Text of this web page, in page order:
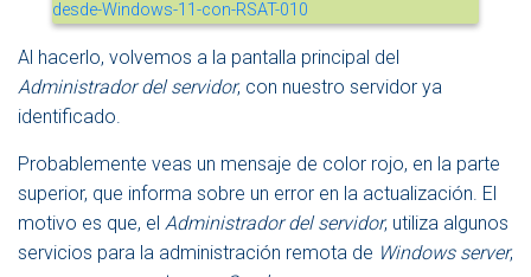
Al hacerlo, volvemos a la pantalla principal del
Administrador del servidor, con nuestro servidor ya
identificado.
Probablemente veas un mensaje de color rojo, en la parte
superior, que informa sobre un error en la actualización. El
motivo es que, el Administrador del servidor, utiliza algunos
servicios para la administración remota de Windows server,